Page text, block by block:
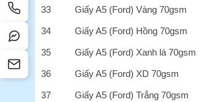
33 Giấy A5 (Ford) Vàng 70gsm
34 Giấy A5 (Ford) Hồng 70gsm
35 Giấy A5 (Ford) Xanh lá 70gsm
36 Giấy A5 (Ford) XD 70gsm
37 Giấy A5 (Ford) Trắng 70gsm